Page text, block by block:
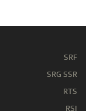
SRF
SRG SSR
RTS
RSI